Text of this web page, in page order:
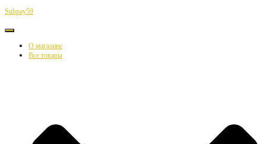
Suhpay59
Переключить
навигацию
О магазине
Все товары